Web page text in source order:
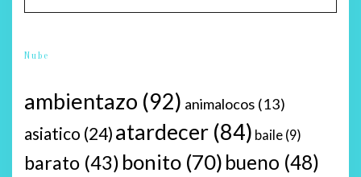
Nube
ambientazo (92) animalocos (13)
asiatico (24) atardecer (84) baile (9)
barato (43) bonito (70) bueno (48)